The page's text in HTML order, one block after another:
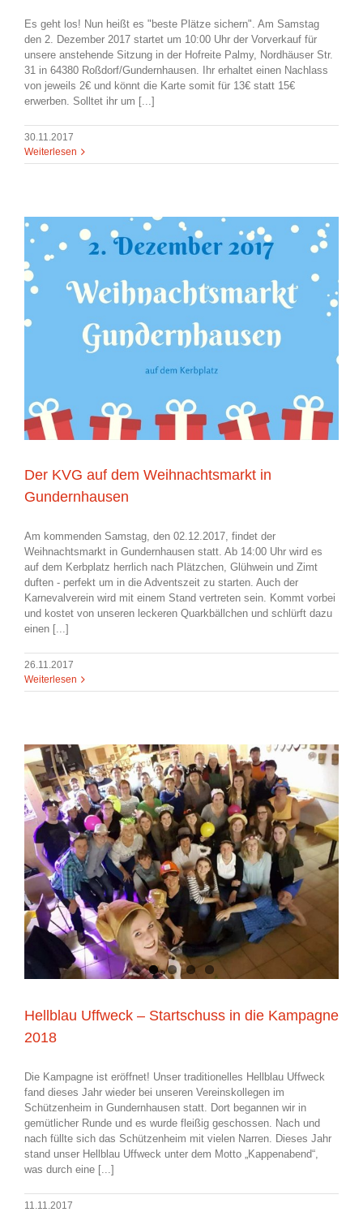
Es geht los! Nun heißt es "beste Plätze sichern". Am Samstag
den 2. Dezember 2017 startet um 10:00 Uhr der Vorverkauf für
unsere anstehende Sitzung in der Hofreite Palmy, Nordhäuser Str.
31 in 64380 Roßdorf/Gundernhausen. Ihr erhaltet einen Nachlass
von jeweils 2€ und könnt die Karte somit für 13€ statt 15€
erwerben. Solltet ihr um [...]
30.11.2017
Weiterlesen
Der KVG auf dem Weihnachtsmarkt in
Gundernhausen
Am kommenden Samstag, den 02.12.2017, findet der
Weihnachtsmarkt in Gundernhausen statt. Ab 14:00 Uhr wird es
auf dem Kerbplatz herrlich nach Plätzchen, Glühwein und Zimt
duften - perfekt um in die Adventszeit zu starten. Auch der
Karnevalverein wird mit einem Stand vertreten sein. Kommt vorbei
und kostet von unseren leckeren Quarkbällchen und schlürft dazu
einen [...]
26.11.2017
Weiterlesen
Hellblau Uffweck – Startschuss in die Kampagne
2018
Die Kampagne ist eröffnet! Unser traditionelles Hellblau Uffweck
fand dieses Jahr wieder bei unseren Vereinskollegen im
Schützenheim in Gundernhausen statt. Dort begannen wir in
gemütlicher Runde und es wurde fleißig geschossen. Nach und
nach füllte sich das Schützenheim mit vielen Narren. Dieses Jahr
stand unser Hellblau Uffweck unter dem Motto „Kappenabend“,
was durch eine [...]
11.11.2017